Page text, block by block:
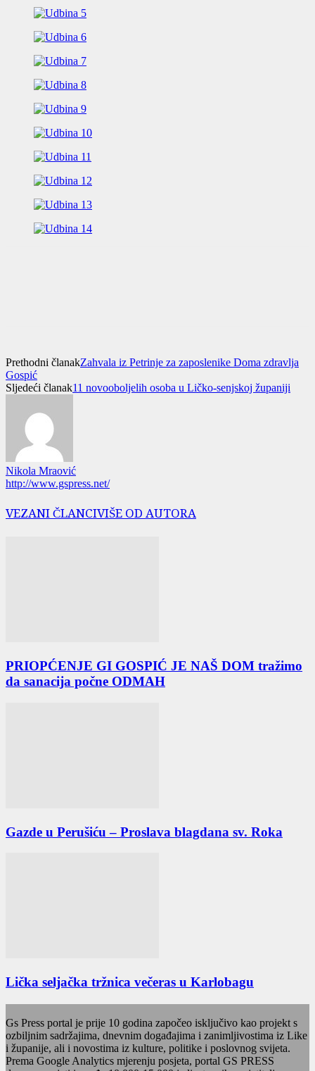
Prethodni članakZahvala iz Petrinje za zaposlenike Doma zdravlja
Gospić
Sljedeći članak11 novooboljelih osoba u Ličko-senjskoj županiji
Nikola Mraović
http://www.gspress.net/
VEZANI ČLANCIVIŠE OD AUTORA
PRIOPĆENJE GI GOSPIĆ JE NAŠ DOM tražimo
da sanacija počne ODMAH
Gazde u Perušiću – Proslava blagdana sv. Roka
Lička seljačka tržnica večeras u Karlobagu
Gs Press portal je prije 10 godina započeo isključivo kao projekt s
ozbiljnim sadržajima, dnevnim događajima i zanimljivostima iz Like
i županije, ali i novostima iz kulture, politike i poslovnog svijeta.
Prema Google Analytics mjerenju posjeta, portal GS PRESS